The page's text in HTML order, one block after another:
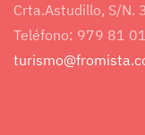
Crta.Astudillo, S/N.
Teléfono: 979 81